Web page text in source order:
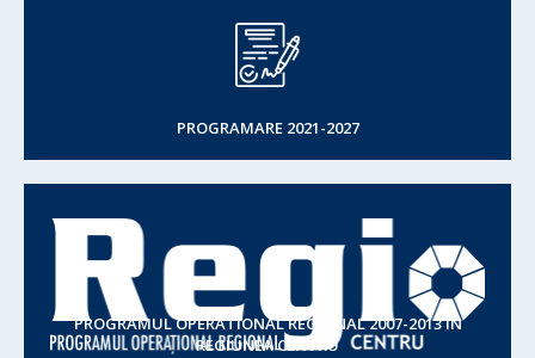
PROGRAMARE 2021-2027
PROGRAMUL OPERATIONAL REGIONAL 2007-2013 IN
REGIUNEA CENTRU